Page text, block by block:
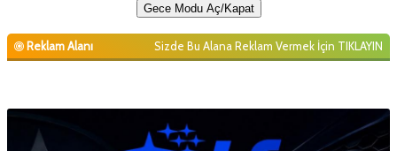
Gece Modu Aç/Kapat
Reklam Alanı Sizde Bu Alana Reklam Vermek İçin TIKLAYIN